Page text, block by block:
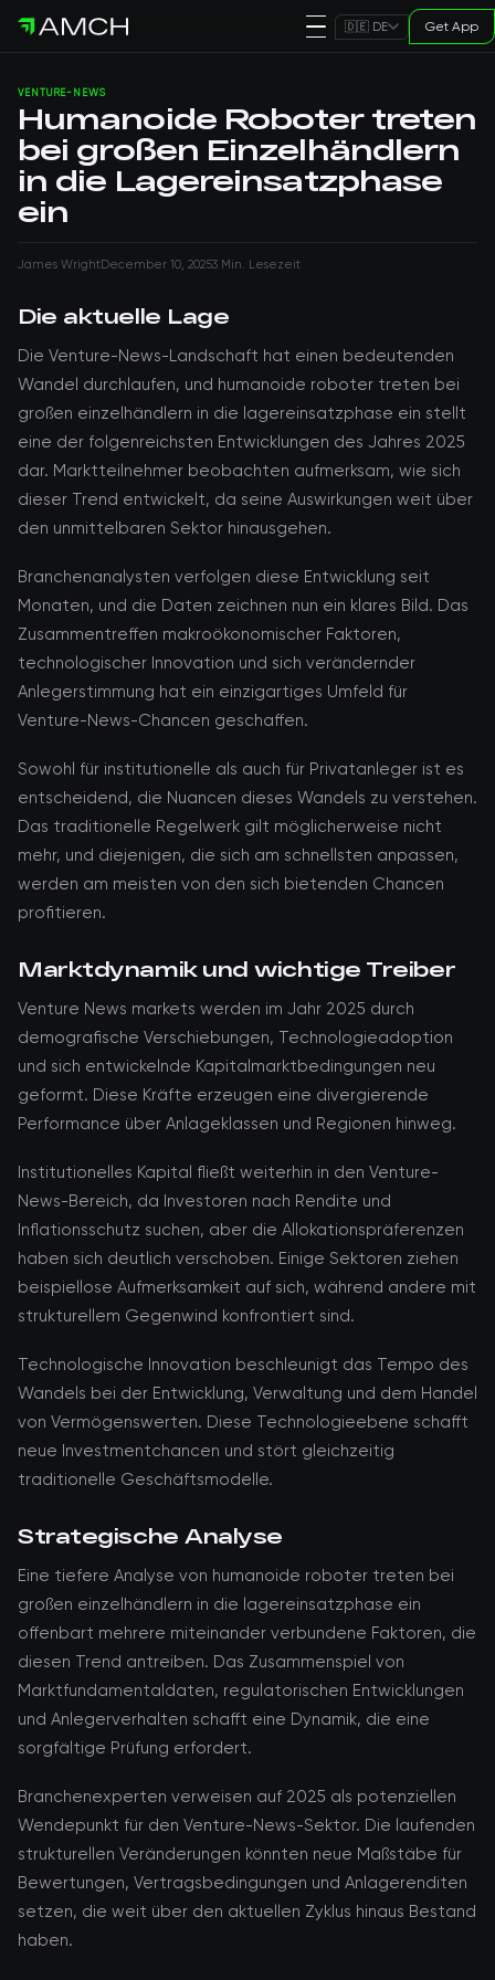
🇩🇪 DE Get App
VENTURE-NEWS
Humanoide Roboter treten
bei großen Einzelhändlern
in die Lagereinsatzphase
ein
James WrightDecember 10, 20253 Min. Lesezeit
Die aktuelle Lage
Die Venture-News-Landschaft hat einen bedeutenden
Wandel durchlaufen, und humanoide roboter treten bei
großen einzelhändlern in die lagereinsatzphase ein stellt
eine der folgenreichsten Entwicklungen des Jahres 2025
dar. Marktteilnehmer beobachten aufmerksam, wie sich
dieser Trend entwickelt, da seine Auswirkungen weit über
den unmittelbaren Sektor hinausgehen.
Branchenanalysten verfolgen diese Entwicklung seit
Monaten, und die Daten zeichnen nun ein klares Bild. Das
Zusammentreffen makroökonomischer Faktoren,
technologischer Innovation und sich verändernder
Anlegerstimmung hat ein einzigartiges Umfeld für
Venture-News-Chancen geschaffen.
Sowohl für institutionelle als auch für Privatanleger ist es
entscheidend, die Nuancen dieses Wandels zu verstehen.
Das traditionelle Regelwerk gilt möglicherweise nicht
mehr, und diejenigen, die sich am schnellsten anpassen,
werden am meisten von den sich bietenden Chancen
profitieren.
Marktdynamik und wichtige Treiber
Venture News markets werden im Jahr 2025 durch
demografische Verschiebungen, Technologieadoption
und sich entwickelnde Kapitalmarktbedingungen neu
geformt. Diese Kräfte erzeugen eine divergierende
Performance über Anlageklassen und Regionen hinweg.
Institutionelles Kapital fließt weiterhin in den Venture-
News-Bereich, da Investoren nach Rendite und
Inflationsschutz suchen, aber die Allokationspräferenzen
haben sich deutlich verschoben. Einige Sektoren ziehen
beispiellose Aufmerksamkeit auf sich, während andere mit
strukturellem Gegenwind konfrontiert sind.
Technologische Innovation beschleunigt das Tempo des
Wandels bei der Entwicklung, Verwaltung und dem Handel
von Vermögenswerten. Diese Technologieebene schafft
neue Investmentchancen und stört gleichzeitig
traditionelle Geschäftsmodelle.
Strategische Analyse
Eine tiefere Analyse von humanoide roboter treten bei
großen einzelhändlern in die lagereinsatzphase ein
offenbart mehrere miteinander verbundene Faktoren, die
diesen Trend antreiben. Das Zusammenspiel von
Marktfundamentaldaten, regulatorischen Entwicklungen
und Anlegerverhalten schafft eine Dynamik, die eine
sorgfältige Prüfung erfordert.
Branchenexperten verweisen auf 2025 als potenziellen
Wendepunkt für den Venture-News-Sektor. Die laufenden
strukturellen Veränderungen könnten neue Maßstäbe für
Bewertungen, Vertragsbedingungen und Anlagerenditen
setzen, die weit über den aktuellen Zyklus hinaus Bestand
haben.